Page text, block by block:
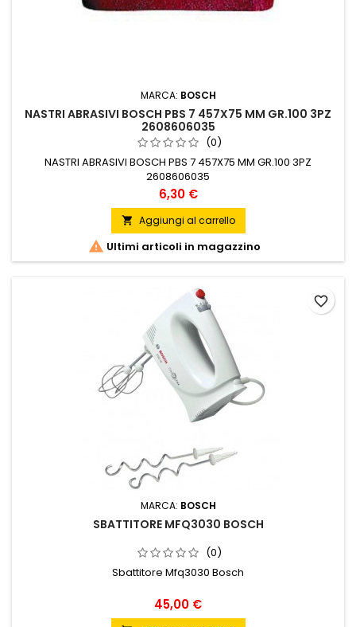
MARCA: BOSCH
NASTRI ABRASIVI BOSCH PBS 7 457X75 MM GR.100 3PZ
2608606035
(0)
NASTRI ABRASIVI BOSCH PBS 7 457X75 MM GR.100 3PZ
2608606035
Prezzo
6,30 €
 Aggiungi al carrello
 Ultimi articoli in magazzino
MARCA: BOSCH
SBATTITORE MFQ3030 BOSCH
(0)
Sbattitore Mfq3030 Bosch
Prezzo
45,00 €
favorite_border